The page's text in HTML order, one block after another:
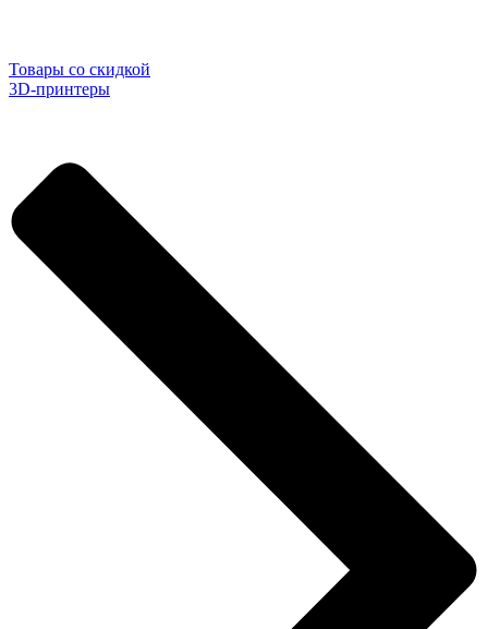
Товары со скидкой
3D-принтеры